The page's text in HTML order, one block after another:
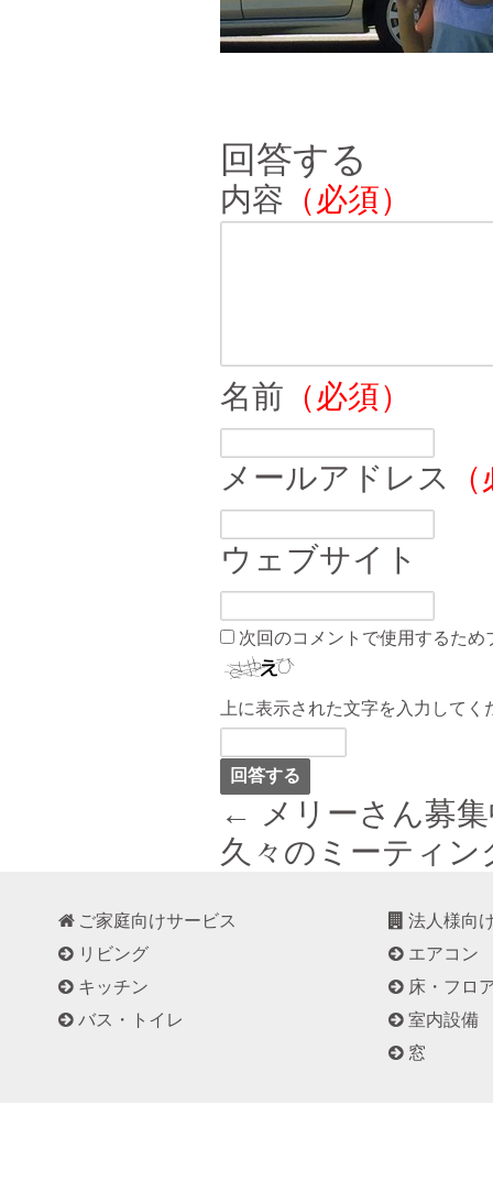
回答する
内容 （必須）
名前 （必須）
メールアドレス
ウェブサイト
次回のコメントで使用するた
上に表示された文字を入力してく
← メリーさん募
久々のミーティ
ご家庭向けサービス
リビング
キッチン
バス・トイレ
法人様向
エアコン
床・フロ
室内設備
窓